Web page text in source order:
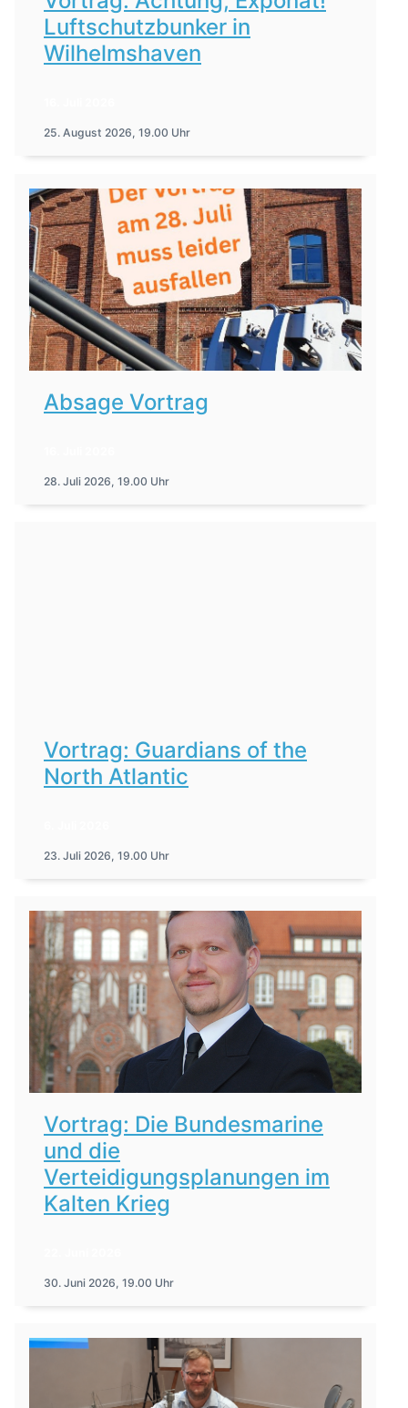
Luftschutzbunker in
Wilhelmshaven
25. August 2026, 19.00 Uhr
Absage Vortrag
28. Juli 2026, 19.00 Uhr
Vortrag: Guardians of the
North Atlantic
23. Juli 2026, 19.00 Uhr
Vortrag: Die Bundesmarine
und die
Verteidigungsplanungen im
Kalten Krieg
30. Juni 2026, 19.00 Uhr